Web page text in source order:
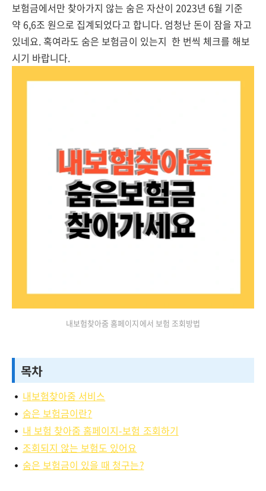
보험금에서만 찾아가지 않는 숨은 자산이 2023년 6월 기준
약 6,6조 원으로 집계되었다고 합니다. 엄청난 돈이 잠을 자고
있네요. 혹여라도 숨은 보험금이 있는지 한 번씩 체크를 해보
시기 바랍니다.
내보험찾아줌 홈페이지에서 보험 조회방법
목차
내보험찾아줌 서비스
숨은 보험금이란?
내 보험 찾아줌 홈페이지-보험 조회하기
조회되지 않는 보험도 있어요
숨은 보험금이 있을 때 청구는?